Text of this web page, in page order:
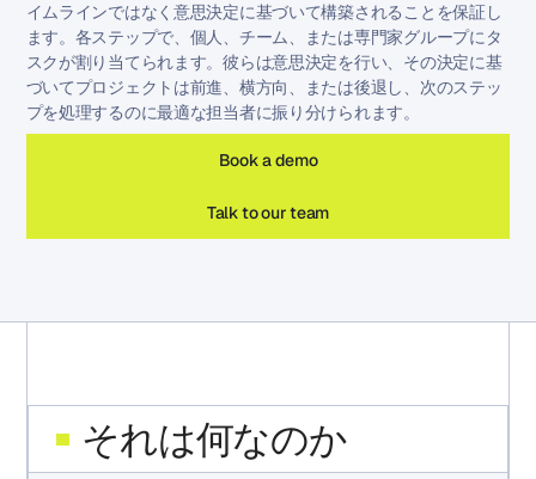
イムラインではなく意思決定に基づいて構築されることを保証し
ます。各ステップで、個人、チーム、または専門家グループにタ
スクが割り当てられます。彼らは意思決定を行い、その決定に基
づいてプロジェクトは前進、横方向、または後退し、次のステッ
プを処理するのに最適な担当者に振り分けられます。
Book a demo
Talk to our team
それは何なのか